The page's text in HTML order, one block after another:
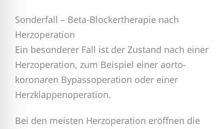
Sonderfall – Beta-Blockertherapie nach
Herzoperation
Ein besonderer Fall ist der Zustand nach einer
Herzoperation, zum Beispiel einer aorto-
koronaren Bypassoperation oder einer
Herzklappenoperation.
Bei den meisten Herzoperation eröffnen die